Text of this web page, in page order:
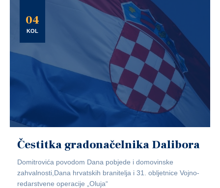
04
KOL
Čestitka gradonačelnika Dalibora
Domitrovića povodom Dana pobjede i domovinske
zahvalnosti,Dana hrvatskih branitelja i 31. obljetnice Vojno-
redarstvene operacije „Oluja“